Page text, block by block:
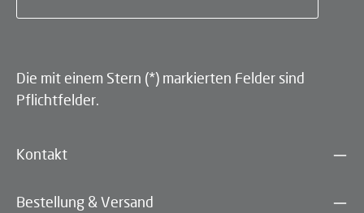
Die mit einem Stern (*) markierten Felder sind
Pflichtfelder.
Kontakt
Bestellung & Versand